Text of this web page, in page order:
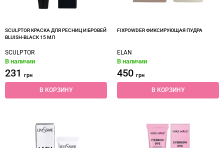
SCULPTOR КРАСКА ДЛЯ РЕСНИЦ И БРОВЕЙ
BLUISH-BLACK 15 МЛ
SCULPTOR
В наличии
231 грн
В КОРЗИНУ
FIXPOWDER ФИКСИРУЮЩАЯ ПУДРА
ELAN
В наличии
450 грн
В КОРЗИНУ